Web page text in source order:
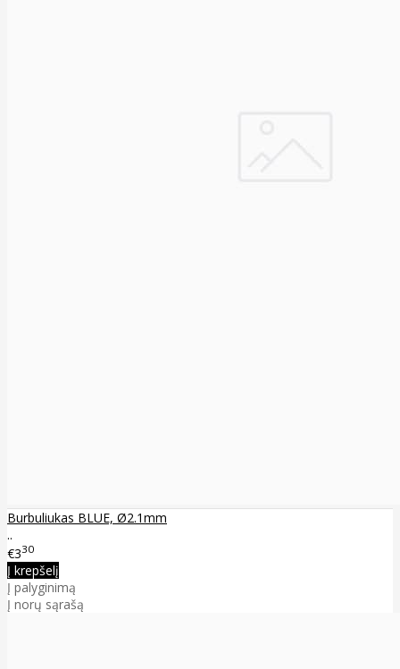
Burbuliukas BLUE, Ø2.1mm
..
€330
Į krepšelį
Į palyginimą
Į norų sąrašą